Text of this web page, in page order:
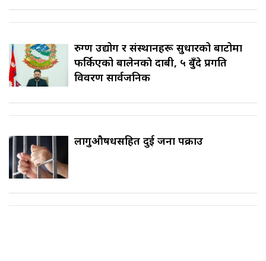
रुग्ण उद्योग र संस्थानहरू सुधारको बाटोमा
फर्किएको बालेनकाे दाबी, ५ बुँदे प्रगति
विवरण सार्वजनिक
लागुऔषधसहित दुई जना पक्राउ